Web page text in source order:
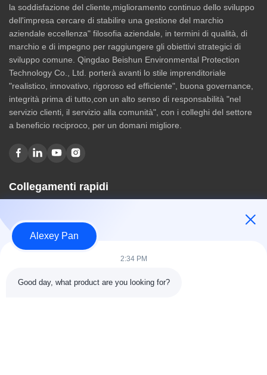
la soddisfazione del cliente,miglioramento continuo dello sviluppo
dell'impresa cercare di stabilire una gestione del marchio
aziendale eccellenza" filosofia aziendale, in termini di qualità, di
marchio e di impegno per raggiungere gli obiettivi strategici di
sviluppo comune. Qingdao Beishun Environmental Protection
Technology Co., Ltd. porterà avanti lo stile imprenditoriale
"realistico, innovativo, rigoroso ed efficiente", buona governance,
integrità prima di tutto,con un alto senso di responsabilità "nel
servizio clienti, il servizio alla comunità", con i colleghi del settore
a beneficio reciproco, per un domani migliore.
Collegamenti rapidi
Chi siamo
prodotti
Categorie
Alexey Pan
2:34 PM
Good day, what product are you looking for?